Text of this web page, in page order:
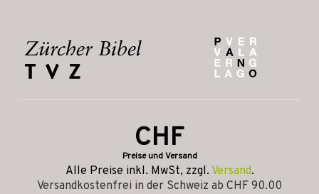
CHF
Preise und Versand
Alle Preise inkl. MwSt, zzgl. Versand.
Versandkostenfrei in der Schweiz ab CHF 90.00